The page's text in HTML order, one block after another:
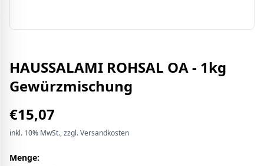
HAUSSALAMI ROHSAL OA - 1kg
Gewürzmischung
€15,07
inkl. 10% MwSt., zzgl. Versandkosten
Menge: